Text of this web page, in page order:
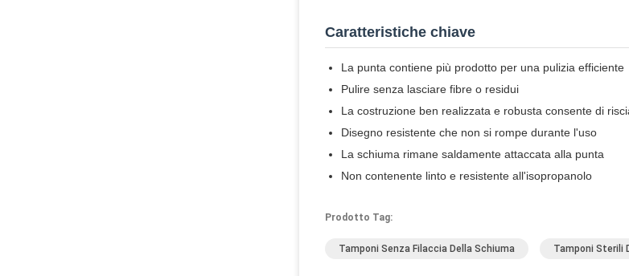
Caratteristiche chiave
La punta contiene più prodotto per una pulizia efficiente
Pulire senza lasciare fibre o residui
La costruzione ben realizzata e robusta consente di
Disegno resistente che non si rompe durante l'uso
La schiuma rimane saldamente attaccata alla punta
Non contenente linto e resistente all'isopropanolo
Prodotto Tag:
Tamponi Senza Filaccia Della Schiuma Tamponi Sterili